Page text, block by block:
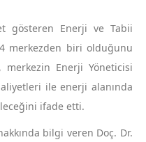
gösteren Enerji ve Tabii
4 merkezden biri olduğunu
Enerji Yöneticisi
ile enerji alanında
ifade etti.
bilgi veren Doç. Dr.